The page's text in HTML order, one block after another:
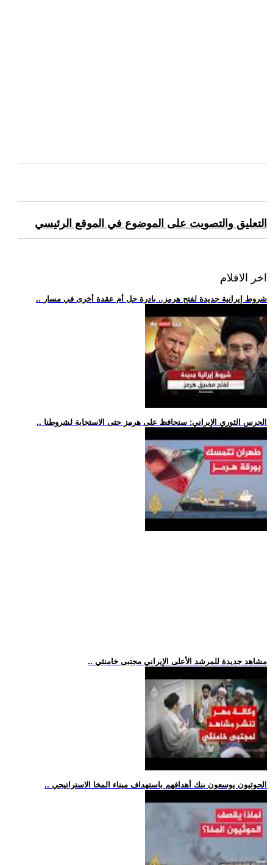
التعليق والتصويت على الموضوع في الموقع الرئيسي
اخر الافلام
.. شروط إيرانية جديدة لفتح هرمز.. بادرة حل أم عقدة أخرى في مسار
.. الحرس الثوري الإيراني: سنحافظ على هرمز حتى الاستجابة لشروطنا
.. مشاهد جديدة للمرشد الأعلى الإيراني مجتبى خامنئي
.. الحوثيون يوسعون بنك أهدافهم باستهداف ميناء المخا الاستراتيجي